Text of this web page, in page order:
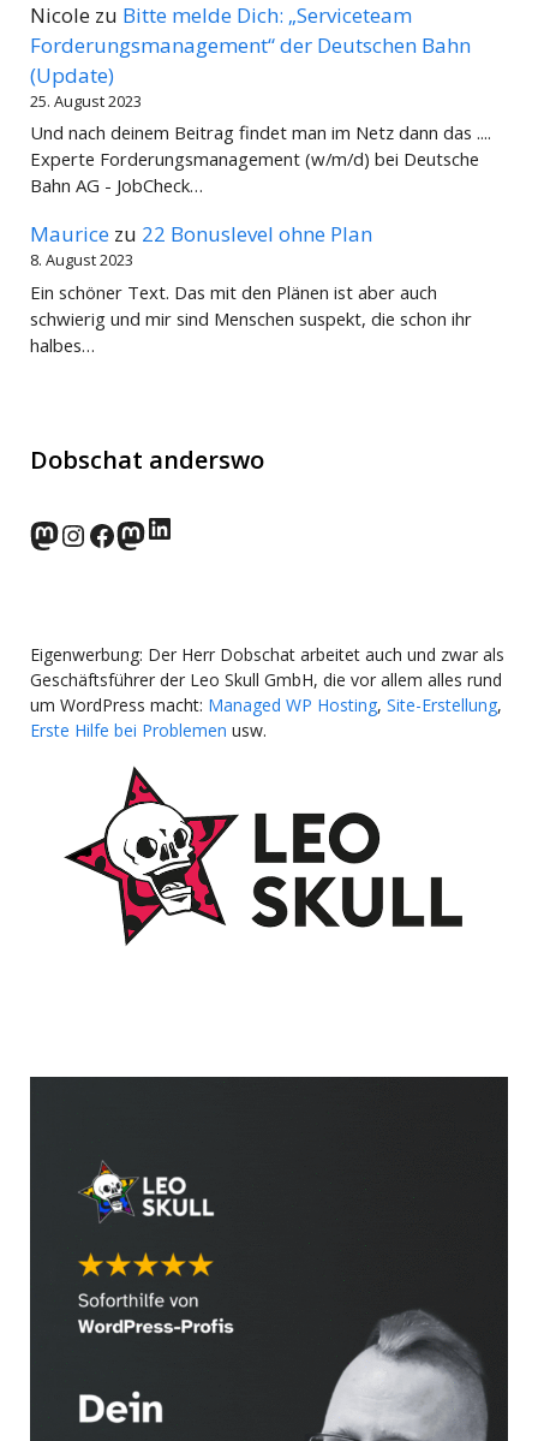
Nicole zu Bitte melde Dich: „Serviceteam
Forderungsmanagement“ der Deutschen Bahn
(Update)
25. August 2023
Und nach deinem Beitrag findet man im Netz dann das ....
Experte Forderungsmanagement (w/m/d) bei Deutsche
Bahn AG - JobCheck…
Maurice zu 22 Bonuslevel ohne Plan
8. August 2023
Ein schöner Text. Das mit den Plänen ist aber auch
schwierig und mir sind Menschen suspekt, die schon ihr
halbes…
Dobschat anderswo
norden.social
Instagram
Facebook
wp-punks.social
LinkedIn
Eigenwerbung: Der Herr Dobschat arbeitet auch und zwar als
Geschäftsführer der Leo Skull GmbH, die vor allem alles rund
um WordPress macht: Managed WP Hosting, Site-Erstellung,
Erste Hilfe bei Problemen usw.